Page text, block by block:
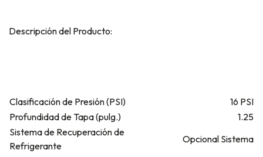
Descripción del Producto:
Clasificación de Presión (PSI)
16 PSI
Profundidad de Tapa (pulg.)
1.25
Sistema de Recuperación de
Refrigerante
Opcional Sistema